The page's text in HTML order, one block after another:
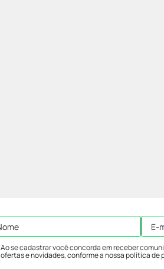
Ao se cadastrar você concorda em receber
ofertas e novidades, conforme a nossapolítica de